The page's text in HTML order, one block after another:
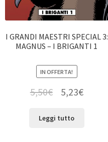
I GRANDI MAESTRI SPECIAL 3:
MAGNUS – I BRIGANTI 1
IN OFFERTA!
5,50€ 5,23€
Leggi tutto